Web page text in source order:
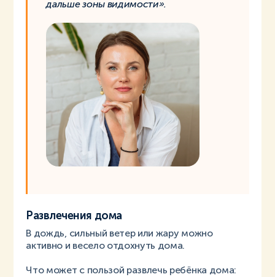
дальше зоны видимости».
Развлечения дома
В дождь, сильный ветер или жару можно
активно и весело отдохнуть дома.
Что может с пользой развлечь ребёнка дома: